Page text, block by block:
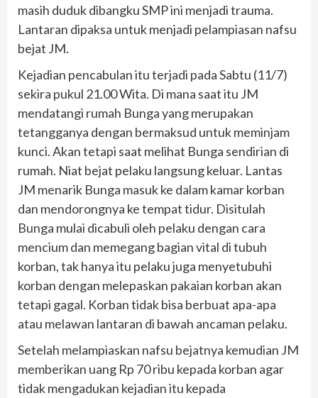
masih duduk dibangku SMP ini menjadi trauma.
Lantaran dipaksa untuk menjadi pelampiasan nafsu
bejat JM.
Kejadian pencabulan itu terjadi pada Sabtu (11/7)
sekira pukul 21.00 Wita. Di mana saat itu JM
mendatangi rumah Bunga yang merupakan
tetangganya dengan bermaksud untuk meminjam
kunci. Akan tetapi saat melihat Bunga sendirian di
rumah. Niat bejat pelaku langsung keluar. Lantas
JM menarik Bunga masuk ke dalam kamar korban
dan mendorongnya ke tempat tidur. Disitulah
Bunga mulai dicabuli oleh pelaku dengan cara
mencium dan memegang bagian vital di tubuh
korban, tak hanya itu pelaku juga menyetubuhi
korban dengan melepaskan pakaian korban akan
tetapi gagal. Korban tidak bisa berbuat apa-apa
atau melawan lantaran di bawah ancaman pelaku.
Setelah melampiaskan nafsu bejatnya kemudian JM
memberikan uang Rp 70 ribu kepada korban agar
tidak mengadukan kejadian itu kepada